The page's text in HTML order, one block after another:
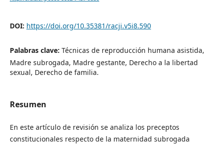
DOI: https://doi.org/10.35381/racji.v5i8.590
Palabras clave: Técnicas de reproducción humana asistida,
Madre subrogada, Madre gestante, Derecho a la libertad
sexual, Derecho de familia.
Resumen
En este artículo de revisión se analiza los preceptos
constitucionales respecto de la maternidad subrogada